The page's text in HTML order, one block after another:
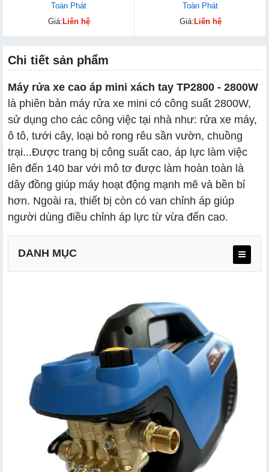
Toàn Phát
Giá: Liên hệ
Toàn Phát
Giá: Liên hệ
Chi tiết sản phẩm
Máy rửa xe cao áp mini xách tay TP2800 - 2800W
là phiên bản máy rửa xe mini có công suất 2800W,
sử dụng cho các công việc tại nhà như: rửa xe máy,
ô tô, tưới cây, loại bỏ rong rêu sần vườn, chuồng
trại...Được trang bị công suất cao, áp lực làm việc
lên đến 140 bar với mô tơ được làm hoàn toàn là
dây đồng giúp máy hoạt động mạnh mẽ và bền bỉ
hơn. Ngoài ra, thiết bị còn có van chỉnh áp giúp
người dùng điều chỉnh áp lực từ vừa đến cao.
DANH MỤC